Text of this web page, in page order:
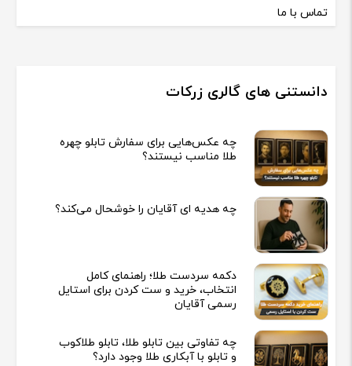
تماس با ما
دانستنی های گالری زرکات
چه عکس‌هایی برای سفارش تابلو چهره
طلا مناسب نیستند؟
چه هدیه‌ ای آقایان را خوشحال می‌کند؟
دکمه سردست طلا؛ راهنمای کامل
انتخاب، خرید و ست کردن برای استایل
رسمی آقایان
چه تفاوتی بین تابلو طلا، تابلو طلاکوب
و تابلو با آبکاری طلا وجود دارد؟